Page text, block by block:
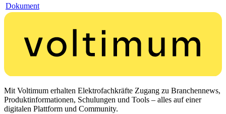
Dokument
Mit Voltimum erhalten Elektrofachkräfte Zugang zu Branchennews,
Produktinformationen, Schulungen und Tools – alles auf einer
digitalen Plattform und Community.